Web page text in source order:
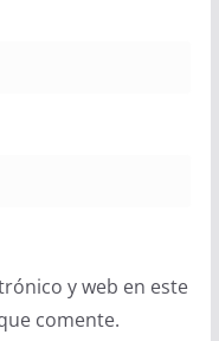
y web en este
comente.